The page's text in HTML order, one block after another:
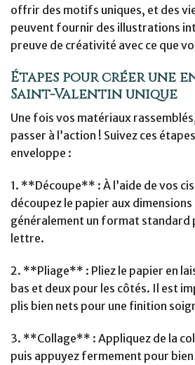
offrir des motifs uniques, et des
peuvent fournir des illustrations
preuve de créativité avec ce que
Étapes pour créer une
Saint-Valentin unique
Une fois vos matériaux
passer à l’action ! Suivez ces
enveloppe :
1. **Découpe** : À l’aide de vos
découpez le papier aux
généralement un format standard
lettre.
2. **Pliage** : Pliez le papier en
bas et deux pour les côtés. Il est
plis bien nets pour une finition
3. **Collage** : Appliquez de la
puis appuyez fermement pour